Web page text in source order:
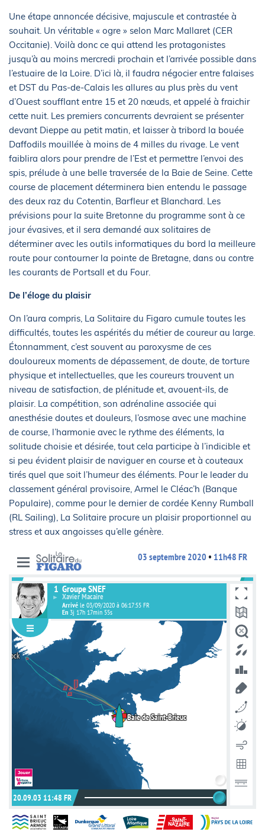
Une étape annoncée décisive, majuscule et contrastée à
souhait. Un véritable « ogre » selon Marc Mallaret (CER
Occitanie). Voilà donc ce qui attend les protagonistes
jusqu’à au moins mercredi prochain et l’arrivée possible dans
l’estuaire de la Loire. D’ici là, il faudra négocier entre falaises
et DST du Pas-de-Calais les allures au plus près du vent
d’Ouest soufflant entre 15 et 20 nœuds, et appelé à fraichir
cette nuit. Les premiers concurrents devraient se présenter
devant Dieppe au petit matin, et laisser à tribord la bouée
Daffodils mouillée à moins de 4 milles du rivage. Le vent
faiblira alors pour prendre de l’Est et permettre l’envoi des
spis, prélude à une belle traversée de la Baie de Seine. Cette
course de placement déterminera bien entendu le passage
des deux raz du Cotentin, Barfleur et Blanchard. Les
prévisions pour la suite Bretonne du programme sont à ce
jour évasives, et il sera demandé aux solitaires de
déterminer avec les outils informatiques du bord la meilleure
route pour contourner la pointe de Bretagne, dans ou contre
les courants de Portsall et du Four.
De l’éloge du plaisir
On l’aura compris, La Solitaire du Figaro cumule toutes les
difficultés, toutes les aspérités du métier de coureur au large.
Étonnamment, c’est souvent au paroxysme de ces
douloureux moments de dépassement, de doute, de torture
physique et intellectuelles, que les coureurs trouvent un
niveau de satisfaction, de plénitude et, avouent-ils, de
plaisir. La compétition, son adrénaline associée qui
anesthésie doutes et douleurs, l’osmose avec une machine
de course, l’harmonie avec le rythme des éléments, la
solitude choisie et désirée, tout cela participe à l’indicible et
si peu évident plaisir de naviguer en course et à couteaux
tirés quel que soit l’humeur des éléments. Pour le leader du
classement général provisoire, Armel le Cléac’h (Banque
Populaire), comme pour le dernier de cordée Kenny Rumball
(RL Sailing), La Solitaire procure un plaisir proportionnel au
stress et aux angoisses qu’elle génère.